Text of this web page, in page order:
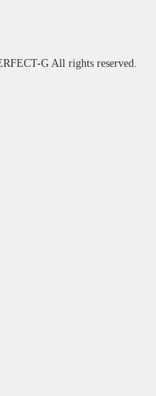
G All rights reserved.